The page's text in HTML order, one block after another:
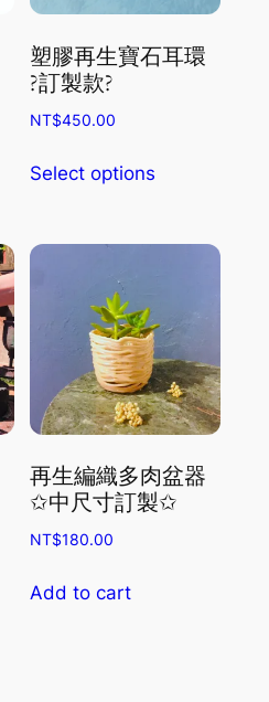
塑膠再生寶石耳環
?訂製款?
NT$450.00
Select options
multiple
options
may
be
chosen
on
the
product
再生編織多肉盆器
✩中尺寸訂製✩
NT$180.00
Add to cart